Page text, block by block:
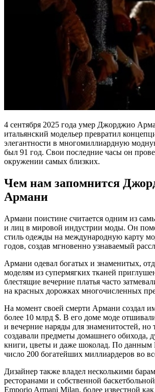
4 сентября 2025 года умер Джорджио
итальянский модельер превратил
элегантности в многомиллиардную
был 91 год. Свои последние часы он
окружении самых близких.
Чем нам запомнится
Армани
Армани поистине считается одним из
и лиц в мировой индустрии моды. Он
стиль одежды на международную карту
годов, создав мгновенно узнаваемый
Армани одевал богатых и знаменитых,
моделям из супермягких тканей
блестящие вечерние платья часто
на красных дорожках многочисленных
На момент своей смерти Армани создал
более 10 млрд $. В его доме моде
и вечерние наряды для знаменитостей, но
создавали предметы домашнего обихода,
книги, цветы и даже шоколад. По данным
число 200 богатейших миллиардеров во
Дизайнер также владел несколькими
ресторанами и собственной
Emporio Armani Milan, более известной